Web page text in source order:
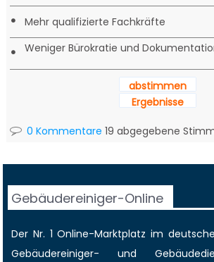
• Mehr qualifizierte Fachkräfte
• Weniger Bürokratie und
abstimmen
Ergebnisse
0 Kommentare 19 abgegebene
Gebäudereiniger-Online
Der Nr. 1 Online-Marktplatz im
Gebäudereiniger- und